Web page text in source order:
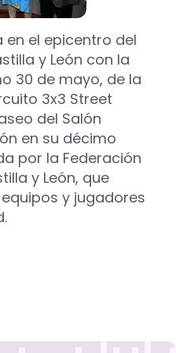
en el epicentro del
y León con la
30 de mayo, de la
3x3 Street
del Salón
en su décimo
por la Federación
y León, que
y jugadores